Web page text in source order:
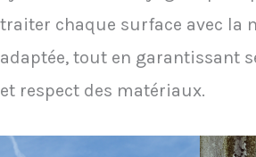
traiter chaque surface avec la
adaptée, tout en garantissant
et respect des matériaux.